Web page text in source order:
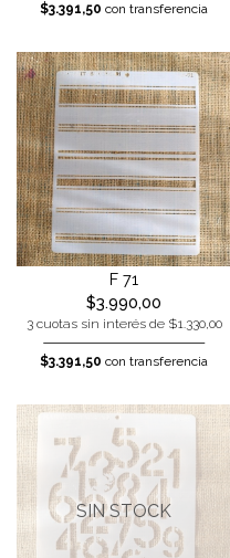
$3.391,50 con transferencia
F 71
$3.990,00
3 cuotas sin interés de $1.330,00
$3.391,50 con transferencia
SIN STOCK